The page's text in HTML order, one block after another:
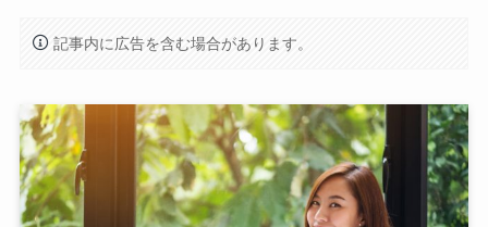
記事内に広告を含む場合があります。